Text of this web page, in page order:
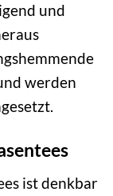
und
werden
ist denkbar